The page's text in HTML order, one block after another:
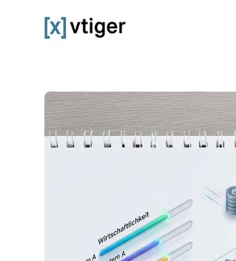
vtiger CRM